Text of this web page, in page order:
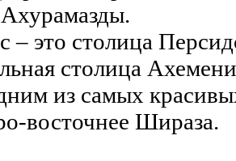
– это столица
столица
из самых
восточнее Шираза.